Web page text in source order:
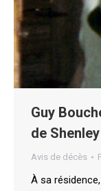
Guy
de Shenley
Avis de décès
À sa